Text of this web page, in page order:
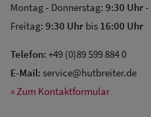
Montag - Donnerstag: 9:30 Uhr-
Freitag: 9:30 Uhr bis 16:00 Uhr
Telefon: +49 (0)89 599 884 0
E-Mail: service@hutbreiter.de
» Zum Kontaktformular